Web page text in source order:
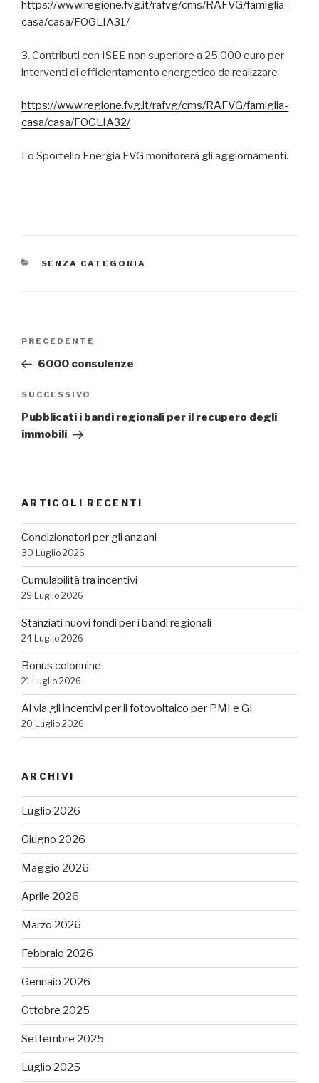
https://www.regione.fvg.it/rafvg/cms/RAFVG/famiglia-
casa/casa/FOGLIA31/
3. Contributi con ISEE non superiore a 25.000 euro per
interventi di efficientamento energetico da realizzare
https://www.regione.fvg.it/rafvg/cms/RAFVG/famiglia-
casa/casa/FOGLIA32/
Lo Sportello Energia FVG monitorerà gli aggiornamenti.
CATEGORIE
SENZA CATEGORIA
Articolo
precedente:
PRECEDENTE
6000 consulenze
Articolo
successivo
SUCCESSIVO
Pubblicati i bandi regionali per il recupero degli
immobili
ARTICOLI RECENTI
Condizionatori per gli anziani
30 Luglio 2026
Cumulabilità tra incentivi
29 Luglio 2026
Stanziati nuovi fondi per i bandi regionali
24 Luglio 2026
Bonus colonnine
21 Luglio 2026
Al via gli incentivi per il fotovoltaico per PMI e GI
20 Luglio 2026
ARCHIVI
Luglio 2026
Giugno 2026
Maggio 2026
Aprile 2026
Marzo 2026
Febbraio 2026
Gennaio 2026
Ottobre 2025
Settembre 2025
Luglio 2025